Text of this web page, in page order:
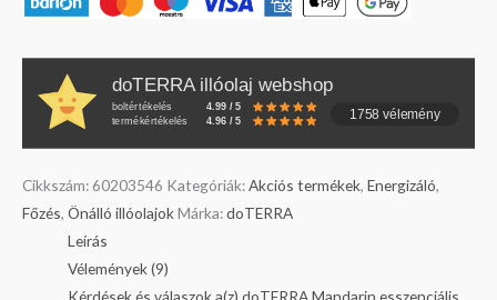
doTERRA illóolaj webshop
boltértékelés 4.99 / 5
termékértékelés 4.96 / 5 1758 vélemény
Cikkszám: 60203546 Kategóriák:Akciós termékek, Energizáló,
Főzés, Önálló illóolajokMárka:doTERRA
Leírás
Vélemények (9)
Kérdések és válaszok a(z) doTERRA Mandarin esszenciális